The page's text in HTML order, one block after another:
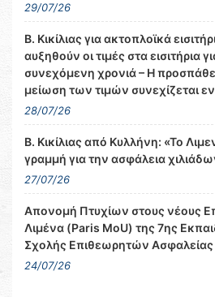
29/07/26
Β. Κικίλιας για ακτοπλοϊκά
αυξηθούν οι τιμές στα εισιτήρια
συνεχόμενη χρονιά – Η
μείωση των τιμών συνεχίζεται
28/07/26
Β. Κικίλιας από Κυλλήνη: «Το
γραμμή για την ασφάλεια
27/07/26
Απονομή Πτυχίων στους νέους
Λιμένα (Paris MoU) της 7ης
Σχολής Επιθεωρητών
24/07/26